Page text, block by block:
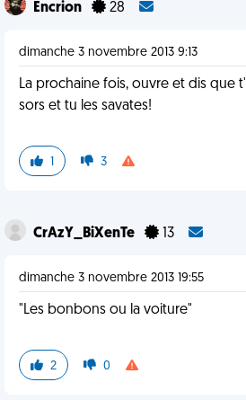
Encrion 28
dimanche 3 novembre 2013 9:13
La prochaine fois, ouvre et dis que
sors et tu les savates!
1 3
CrAzY_BiXenTe 13
dimanche 3 novembre 2013 19:55
"Les bonbons ou la voiture"
2 0